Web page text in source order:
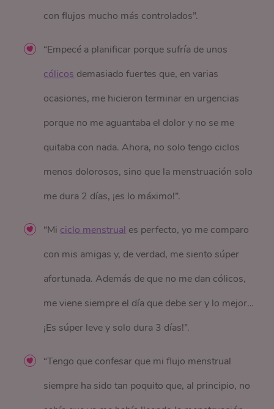
con flujos mucho más controlados”.
“Empecé a planificar porque sufría de unos
cólicos demasiado fuertes que, en varias
ocasiones, me hicieron terminar en urgencias
porque no me aguantaba el dolor y no se me
quitaba con nada. Ahora, no solo tengo ciclos
menos dolorosos, sino que la menstruación solo
me dura 2 días, ¡es lo máximo!”.
“Mi ciclo menstrual es perfecto, yo me comparo
con mis amigas y, de verdad, me siento súper
afortunada. Además de que no me dan cólicos,
me viene siempre el día que debe ser y lo mejor…
¡Es súper leve y solo dura 3 días!”.
“Tengo que confesar que mi flujo menstrual
siempre ha sido tan poquito que, al principio, no